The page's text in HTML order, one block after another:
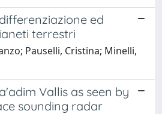
ed
terrestri
Pauselli, Cristina; Minelli,
Vallis as seen by
sounding radar